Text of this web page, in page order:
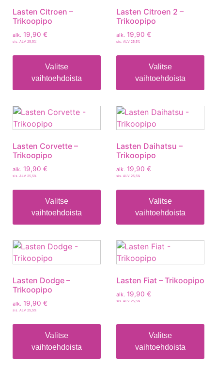
Lasten Citroen –
Trikoopipo
alk. 19,90 €
sis. ALV 25,5%
Valitse
vaihtoehdoista
Lasten Citroen 2 –
Trikoopipo
alk. 19,90 €
sis. ALV 25,5%
Valitse
vaihtoehdoista
Lasten Corvette –
Trikoopipo
alk. 19,90 €
sis. ALV 25,5%
Valitse
vaihtoehdoista
Lasten Daihatsu –
Trikoopipo
alk. 19,90 €
sis. ALV 25,5%
Valitse
vaihtoehdoista
Lasten Dodge –
Trikoopipo
alk. 19,90 €
sis. ALV 25,5%
Valitse
vaihtoehdoista
Lasten Fiat – Trikoopipo
alk. 19,90 €
sis. ALV 25,5%
Valitse
vaihtoehdoista